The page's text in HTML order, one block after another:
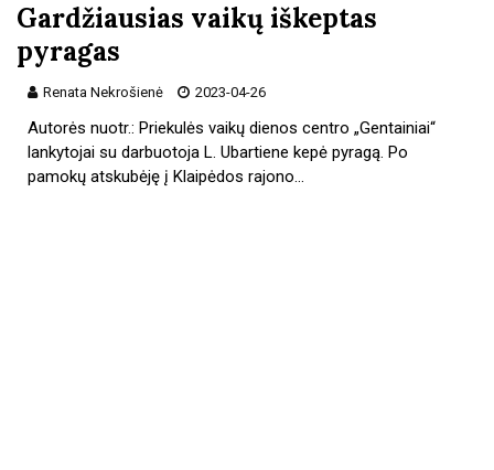
Gardžiausias vaikų iškeptas
pyragas
Renata Nekrošienė 2023-04-26
Autorės nuotr.: Priekulės vaikų dienos centro „Gentainiai“
lankytojai su darbuotoja L. Ubartiene kepė pyragą. Po
pamokų atskubėję į Klaipėdos rajono…